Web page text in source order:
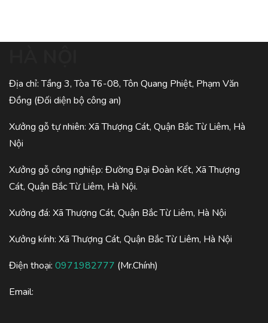
Địa chỉ: Tầng 3, Tòa T6-08, Tôn Quang Phiệt, Phạm Văn
Đồng (Đối diện bộ công an)
Xưởng gỗ tự nhiên: Xã Thượng Cát, Quận Bắc Từ Liêm, Hà
Nội
Xưởng gỗ công nghiệp: Đường Đại Đoàn Kết, Xã Thượng
Cát, Quận Bắc Từ Liêm, Hà Nội.
Xưởng đá: Xã Thượng Cát, Quận Bắc Từ Liêm, Hà Nội
Xưởng kính: Xã Thượng Cát, Quận Bắc Từ Liêm, Hà Nội
Điện thoại: 0971982777 (Mr.Chính)
Email: